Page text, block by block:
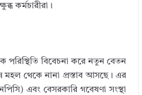
কর্মচারীরা।
পরিস্থিতি বিবেচনা করে নতুন বেতন
মহল থেকে নানা প্রস্তাব আসছে। এর
এবং বেসরকারি গবেষণা সংস্থা